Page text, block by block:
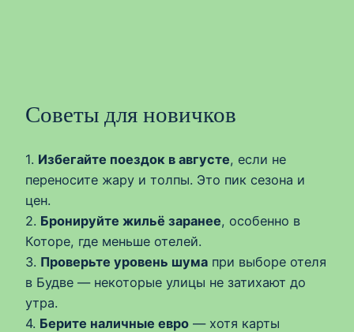
Советы для новичков
1. Избегайте поездок в августе, если не
переносите жару и толпы. Это пик сезона и
цен.
2. Бронируйте жильё заранее, особенно в
Которе, где меньше отелей.
3. Проверьте уровень шума при выборе отеля
в Будве — некоторые улицы не затихают до
утра.
4. Берите наличные евро — хотя карты